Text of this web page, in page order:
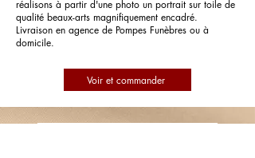
réalisons à partir d'une photo un portrait sur toile de
qualité beaux-arts magnifiquement encadré.
Livraison en agence de Pompes Funèbres ou à
domicile.
Voir et commander